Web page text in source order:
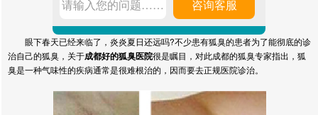
发表时间：2020-03-20 09:47 点击次数：7186
眼下春天已经来临了，炎炎夏日还远吗?不少患有狐臭的患者为了能彻底的诊
治自己的狐臭，关于成都好的狐臭医院很是瞩目，对此成都的狐臭专家指出，狐
臭是一种气味性的疾病通常是很难根治的，因而要去正规医院诊治。
请输入您的问题…… 咨询客服